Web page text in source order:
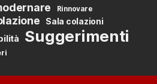
Rinnovare
Sala colazioni
Suggerimenti